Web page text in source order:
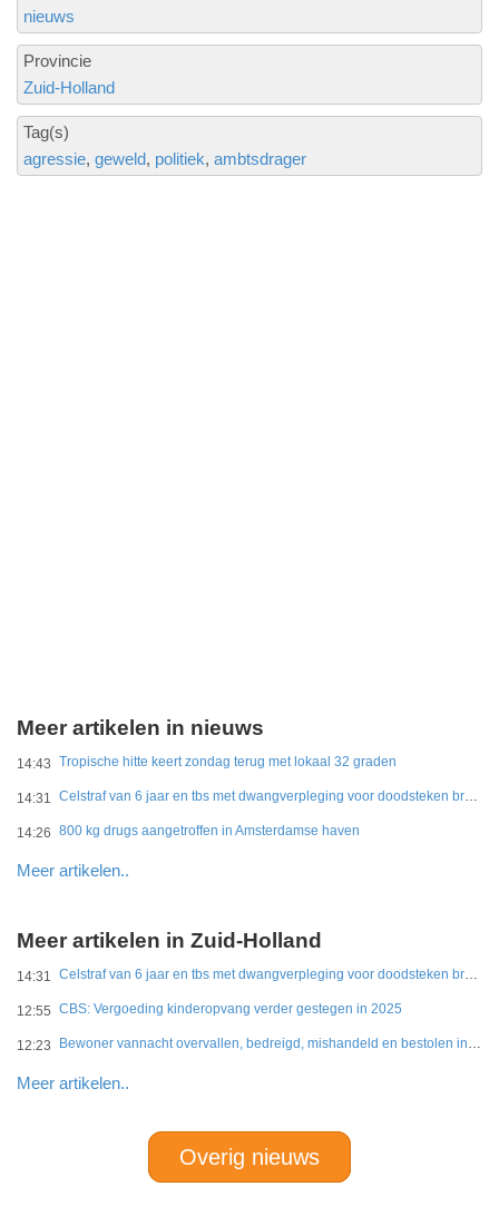
nieuws
Provincie
Zuid-Holland
Tag(s)
agressie geweld politiek ambtsdrager
Meer artikelen in nieuws
14:43 Tropische hitte keert zondag terug met lokaal 32 graden
14:31 Celstraf van 6 jaar en tbs met dwangverpleging voor doodsteken broer in Gouda
14:26 800 kg drugs aangetroffen in Amsterdamse haven
Meer artikelen..
Meer artikelen in Zuid-Holland
14:31 Celstraf van 6 jaar en tbs met dwangverpleging voor doodsteken broer in Gouda
12:55 CBS: Vergoeding kinderopvang verder gestegen in 2025
12:23 Bewoner vannacht overvallen, bedreigd, mishandeld en bestolen in Leidschendam
Meer artikelen..
Overig nieuws